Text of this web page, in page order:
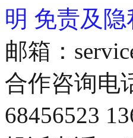
明 免责及隐
邮箱：
合作咨询电
68456523